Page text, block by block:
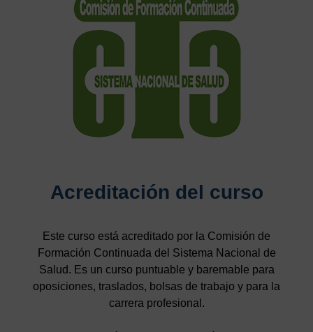
Acreditación del curso
Este curso está acreditado por la Comisión de
Formación Continuada del Sistema Nacional de
Salud. Es un curso puntuable y baremable para
oposiciones, traslados, bolsas de trabajo y para la
carrera profesional.